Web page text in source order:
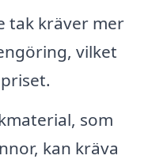
tak kräver mer
vilket
som
kan kräva